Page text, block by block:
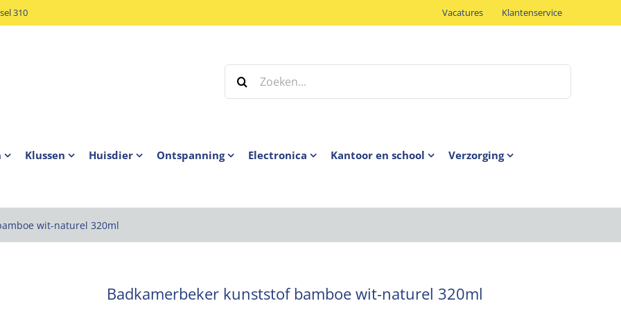
310 Vacatures Klantenservice
Zoeken
naar:
Klussen Huisdier Ontspanning Electronica Kantoor en school Verzorging
wit-naturel 320ml
Badkamerbeker kunststof bamboe wit-naturel 320ml